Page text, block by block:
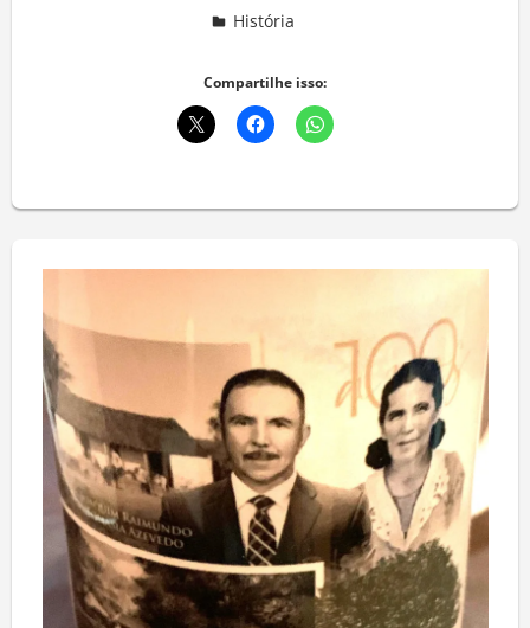
História
Compartilhe isso: